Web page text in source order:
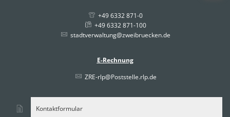
+49 6332 871-0
+49 6332 871-100
stadtverwaltung@zweibruecken.de
E-Rechnung
ZRE-rlp@Poststelle.rlp.de
Kontaktformular